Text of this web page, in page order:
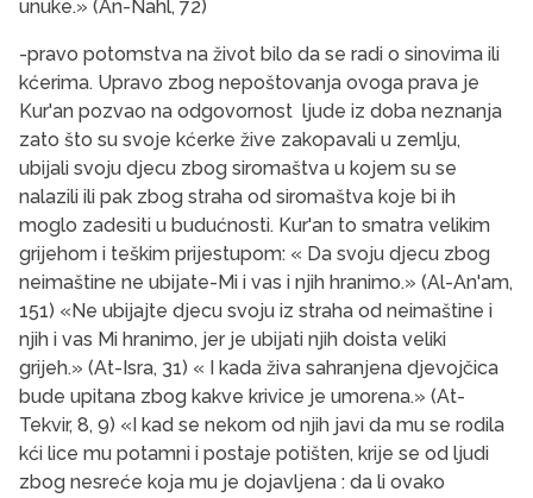
unuke.» (An-Nahl, 72)
-pravo potomstva na život bilo da se radi o sinovima ili
kćerima. Upravo zbog nepoštovanja ovoga prava je
Kur'an pozvao na odgovornost ljude iz doba neznanja
zato što su svoje kćerke žive zakopavali u zemlju,
ubijali svoju djecu zbog siromaštva u kojem su se
nalazili ili pak zbog straha od siromaštva koje bi ih
moglo zadesiti u budućnosti. Kur'an to smatra velikim
grijehom i teškim prijestupom: « Da svoju djecu zbog
neimaštine ne ubijate-Mi i vas i njih hranimo.» (Al-An'am,
151) «Ne ubijajte djecu svoju iz straha od neimaštine i
njih i vas Mi hranimo, jer je ubijati njih doista veliki
grijeh.» (At-Isra, 31) « I kada živa sahranjena djevojčica
bude upitana zbog kakve krivice je umorena.» (At-
Tekvir, 8, 9) «I kad se nekom od njih javi da mu se rodila
kći lice mu potamni i postaje potišten, krije se od ljudi
zbog nesreće koja mu je dojavljena : da li ovako